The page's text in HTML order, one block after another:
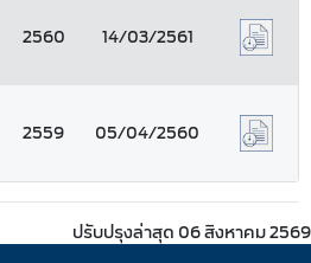
2560 14/03/2561
2559 05/04/2560
ปรับปรุงล่าสุด 06 สิงหาคม 2569